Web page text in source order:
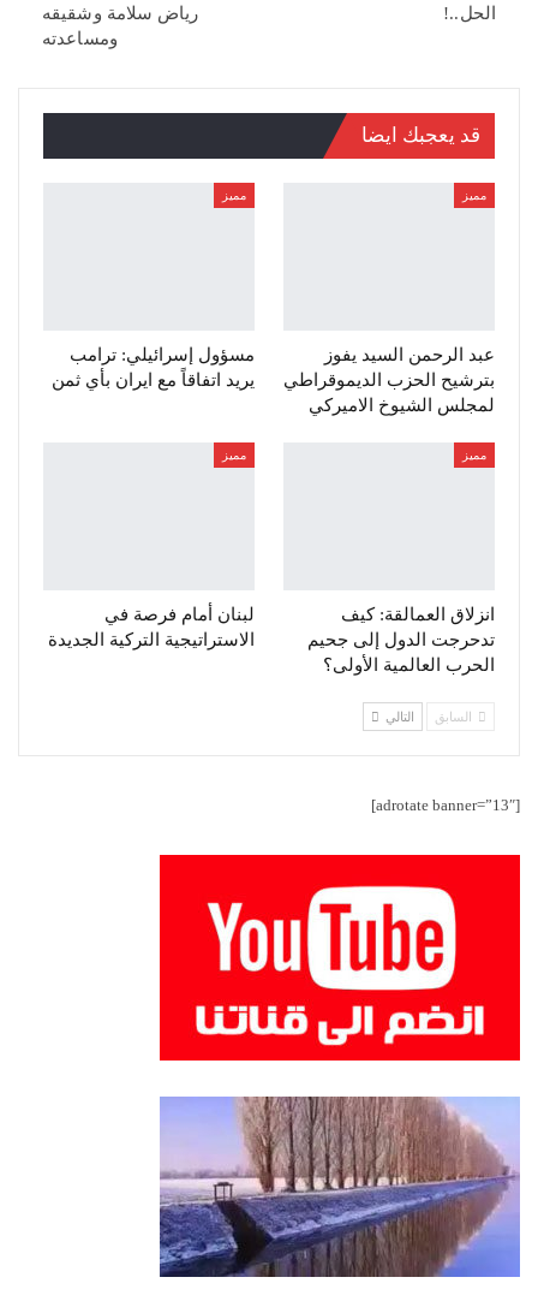
الحل..!
رياض سلامة وشقيقه
ومساعدته
قد يعجبك ايضا
مميز
عبد الرحمن السيد يفوز
بترشيح الحزب الديموقراطي
لمجلس الشيوخ الاميركي
مميز
مسؤول إسرائيلي: ترامب
يريد اتفاقاً مع ايران بأي ثمن
مميز
انزلاق العمالقة: كيف
تدحرجت الدول إلى جحيم
الحرب العالمية الأولى؟
مميز
لبنان أمام فرصة في
الاستراتيجية التركية الجديدة
السابق التالي
[adrotate banner=”13″]